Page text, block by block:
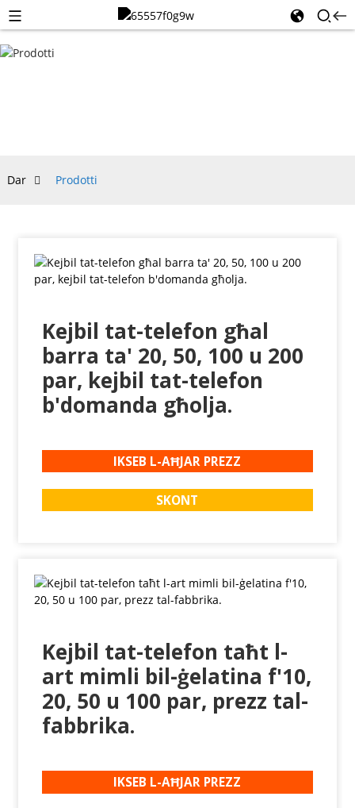
Dar Prodotti
Kejbil tat-telefon għal
barra ta' 20, 50, 100 u 200
par, kejbil tat-telefon
b'domanda għolja.
IKSEB L-AĦJAR PREZZ
SKONT
Kejbil tat-telefon taħt l-
art mimli bil-ġelatina f'10,
20, 50 u 100 par, prezz tal-
fabbrika.
IKSEB L-AĦJAR PREZZ